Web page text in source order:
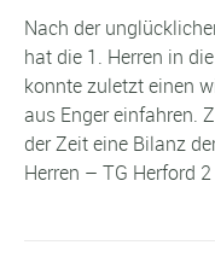
Nach der
hat die 1. Herren in
konnte zuletzt einen
aus Enger einfahren.
der Zeit eine Bilanz
Herren – TG Herford